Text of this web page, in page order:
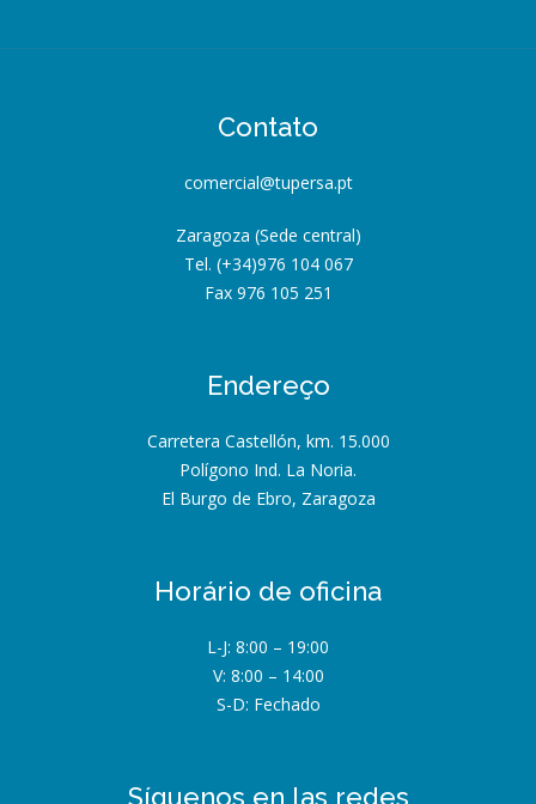
Contato
comercial@tupersa.pt
Zaragoza (Sede central)
Tel. (+34)976 104 067
Fax 976 105 251
Endereço
Carretera Castellón, km. 15.000
Polígono Ind. La Noria.
El Burgo de Ebro, Zaragoza
Horário de oficina
L-J: 8:00 – 19:00
V: 8:00 – 14:00
S-D: Fechado
Síguenos en las redes